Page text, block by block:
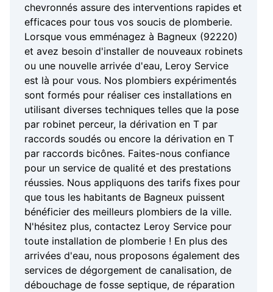
chevronnés assure des interventions rapides et
efficaces pour tous vos soucis de plomberie.
Lorsque vous emménagez à Bagneux (92220)
et avez besoin d'installer de nouveaux robinets
ou une nouvelle arrivée d'eau, Leroy Service
est là pour vous. Nos plombiers expérimentés
sont formés pour réaliser ces installations en
utilisant diverses techniques telles que la pose
par robinet perceur, la dérivation en T par
raccords soudés ou encore la dérivation en T
par raccords bicônes. Faites-nous confiance
pour un service de qualité et des prestations
réussies. Nous appliquons des tarifs fixes pour
que tous les habitants de Bagneux puissent
bénéficier des meilleurs plombiers de la ville.
N'hésitez plus, contactez Leroy Service pour
toute installation de plomberie ! En plus des
arrivées d'eau, nous proposons également des
services de dégorgement de canalisation, de
débouchage de fosse septique, de réparation